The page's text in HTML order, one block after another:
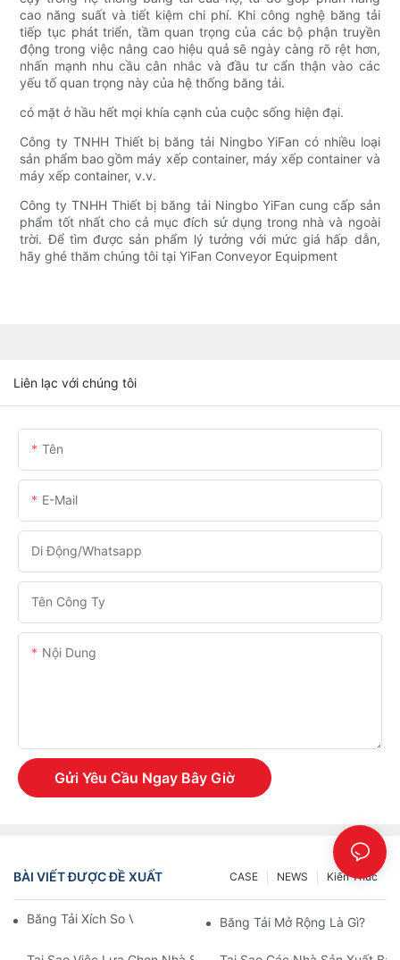
cao năng suất và tiết kiệm chi phí. Khi công nghệ băng tải
tiếp tục phát triển, tầm quan trọng của các bộ phận truyền
động trong việc nâng cao hiệu quả sẽ ngày càng rõ rệt hơn,
nhấn mạnh nhu cầu cân nhắc và đầu tư cẩn thận vào các
yếu tố quan trọng này của hệ thống băng tải.
có mặt ở hầu hết mọi khía cạnh của cuộc sống hiện đại.
Công ty TNHH Thiết bị băng tải Ningbo YiFan có nhiều loại
sản phẩm bao gồm máy xếp container, máy xếp container và
máy xếp container, v.v.
Công ty TNHH Thiết bị băng tải Ningbo YiFan cung cấp sản
phẩm tốt nhất cho cả mục đích sử dụng trong nhà và ngoài
trời. Để tìm được sản phẩm lý tưởng với mức giá hấp dẫn,
hãy ghé thăm chúng tôi tại YiFan Conveyor Equipment
Liên lạc với chúng tôi
Tên
E-Mail
Di Động/Whatsapp
Tên Công Ty
Nội Dung
Gửi Yêu Cầu Ngay Bây Giờ
BÀI VIẾT ĐƯỢC ĐỀ XUẤT Kiến Thức
NEWS
CASE
Băng Tải Xích So Với Băng Tải Con LănBăng Tải Mở Rộng Là Gì?